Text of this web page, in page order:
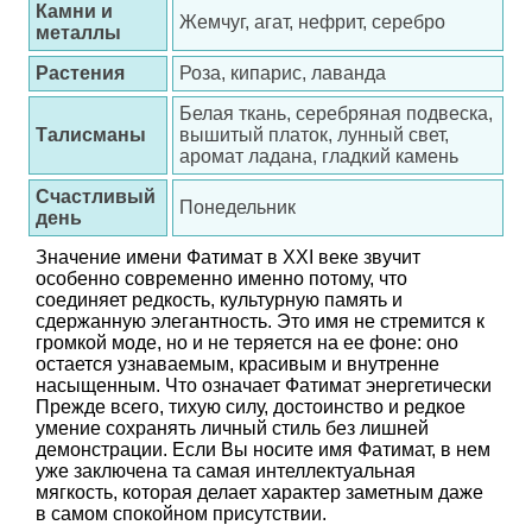
Камни и
металлы
Жемчуг, агат, нефрит, серебро
Растения Роза, кипарис, лаванда
Талисманы
Белая ткань, серебряная подвеска,
вышитый платок, лунный свет,
аромат ладана, гладкий камень
Счастливый
день
Понедельник
Значение имени Фатимат в XXI веке звучит
особенно современно именно потому, что
соединяет редкость, культурную память и
сдержанную элегантность. Это имя не стремится к
громкой моде, но и не теряется на ее фоне: оно
остается узнаваемым, красивым и внутренне
насыщенным. Что означает Фатимат энергетически
Прежде всего, тихую силу, достоинство и редкое
умение сохранять личный стиль без лишней
демонстрации. Если Вы носите имя Фатимат, в нем
уже заключена та самая интеллектуальная
мягкость, которая делает характер заметным даже
в самом спокойном присутствии.